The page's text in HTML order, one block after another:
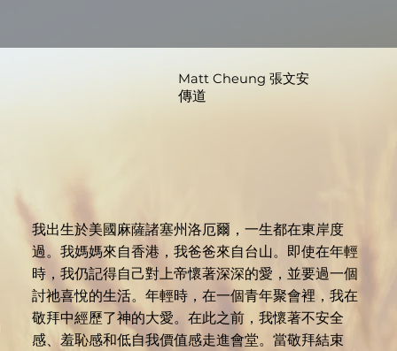
我出生於美國麻薩諸塞州洛厄爾，一生都在東岸度
過。我媽媽來自香港，我爸爸來自台山。即使在年輕
時，我仍記得自己對上帝懷著深深的愛，並要過一個
討祂喜悅的生活。年輕時，在一個青年聚會裡，我在
敬拜中經歷了神的大愛。在此之前，我懷著不安全
感、羞恥感和低自我價值感走進會堂。當敬拜結束
Matt Cheung 張文安
傳道